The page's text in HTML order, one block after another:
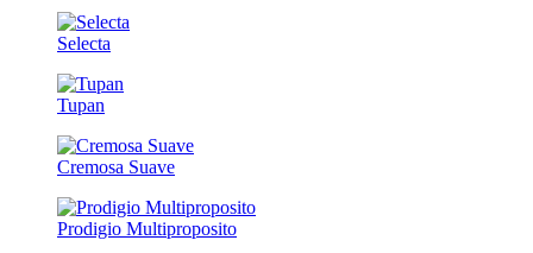
Selecta
Tupan
Cremosa Suave
Prodigio Multiproposito